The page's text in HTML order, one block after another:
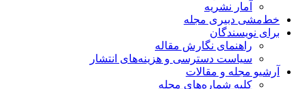
آمار نشریه
خط‌مشی دبیری مجله
برای نویسندگان
راهنمای نگارش مقاله
سیاست دسترسی و هزینه‌های انتشار
آرشیو مجله و مقالات
کلیه شماره‌های مجله